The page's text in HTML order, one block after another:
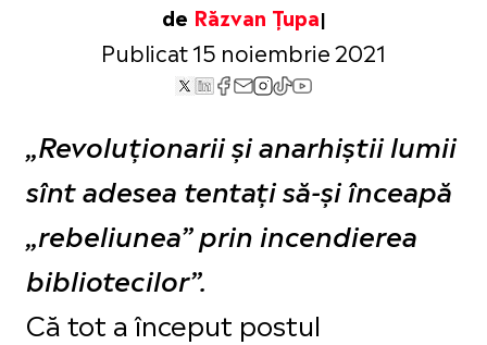
de Răzvan Țupa
Publicat 15 noiembrie 2021
„Revoluţionarii şi anarhiştii lumii
sînt adesea tentaţi să-şi înceapă
„rebeliunea” prin incendierea
bibliotecilor”.
Că tot a început postul